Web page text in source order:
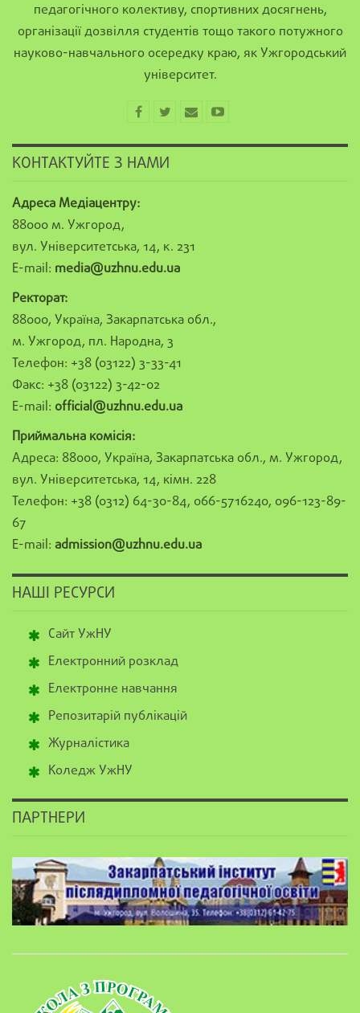
педагогічного колективу, спортивних досягнень,
організації дозвілля студентів тощо такого потужного
науково-навчального осередку краю, як Ужгородський
університет.
КОНТАКТУЙТЕ З НАМИ
Адреса Медіацентру:
88000 м. Ужгород,
вул. Університетська, 14, к. 231
E-mail: media@uzhnu.edu.ua
Ректорат:
88000, Україна, Закарпатська обл.,
м. Ужгород, пл. Народна, 3
Телефон: +38 (03122) 3-33-41
Факс: +38 (03122) 3-42-02
E-mail: official@uzhnu.edu.ua
Приймальна комісія:
Адреса: 88000, Україна, Закарпатська обл., м. Ужгород,
вул. Університетська, 14, кімн. 228
Телефон: +38 (0312) 64-30-84, 066-5716240, 096-123-89-
67
E-mail: admission@uzhnu.edu.ua
НАШІ РЕСУРСИ
Сайт УжНУ
Електронний розклад
Електронне навчання
Репозитарій публікацій
Журналістика
Коледж УжНУ
ПАРТНЕРИ